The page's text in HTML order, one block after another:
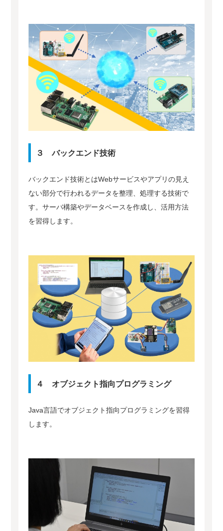
３ バックエンド技術
バックエンド技術とはWebサービスやアプリの見え
ない部分で行われるデータを整理、処理する技術で
す。サーバ構築やデータベースを作成し、活用方法
を習得します。
４ オブジェクト指向プログラミング
Java言語でオブジェクト指向プログラミングを習得
します。